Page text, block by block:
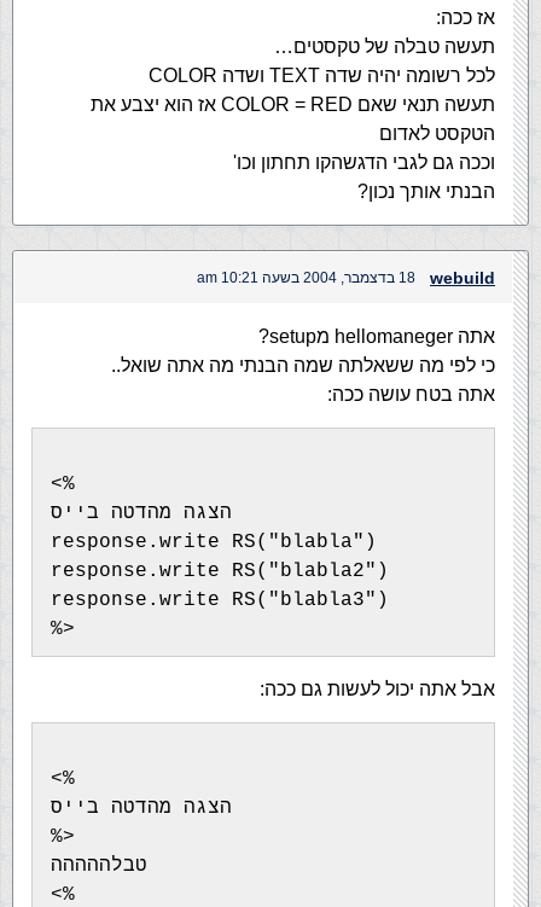
אז ככה:
תעשה טבלה של טקסטים…
לכל רשומה יהיה שדה TEXT ושדה COLOR
תעשה תנאי שאם COLOR = RED אז הוא יצבע את
הטקסט לאדום
וככה גם לגבי הדגשהקו תחתון וכו'
הבנתי אותך נכון?
webuild 18 בדצמבר, 2004 בשעה 10:21 am
אתה hellomaneger מsetup?
כי לפי מה ששאלתה שמה הבנתי מה אתה שואל..
אתה בטח עושה ככה:
<%
הצגה מהדטה בייס
response.write RS("blabla")
response.write RS("blabla2")
response.write RS("blabla3")
%>
אבל אתה יכול לעשות גם ככה:
<%
הצגה מהדטה בייס
%>
טבלההההה
<%